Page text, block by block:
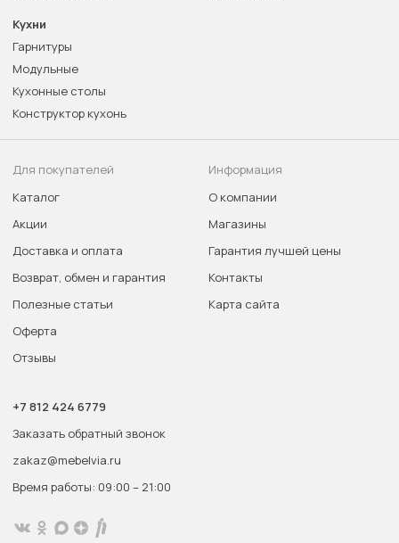
Кухни
Гарнитуры
Модульные
Кухонные столы
Конструктор кухонь
Для покупателей
Каталог
Акции
Доставка и оплата
Возврат, обмен и гарантия
Полезные статьи
Оферта
Отзывы
Информация
О компании
Магазины
Гарантия лучшей цены
Контакты
Карта сайта
+7 812 424 6779
Заказать обратный звонок
zakaz@mebelvia.ru
Время работы: 09:00 – 21:00